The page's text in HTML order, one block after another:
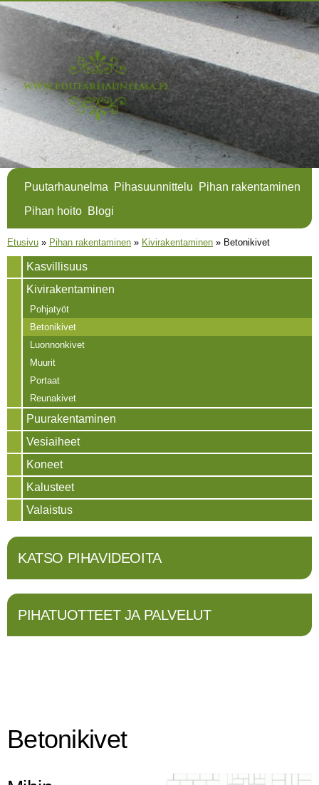
Hyppää
pääsisältöön
Puutarhaunelma Pihasuunnittelu
Pihan rakentaminen
Pihan hoito Blogi
Olet täällä
Etusivu » Pihan rakentaminen » Kivirakentaminen » Betonikivet
Kasvillisuus
Kivirakentaminen
Pohjatyöt
Betonikivet
Luonnonkivet
Muurit
Portaat
Reunakivet
Puurakentaminen
Vesiaiheet
Koneet
Kalusteet
Valaistus
KATSO PIHAVIDEOITA
PIHATUOTTEET JA PALVELUT
Betonikivet